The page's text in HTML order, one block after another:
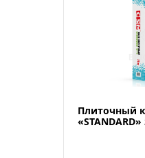
Плиточный